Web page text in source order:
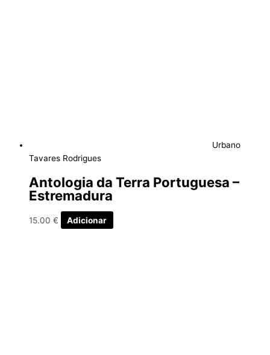
Urbano
Tavares Rodrigues
Antologia da Terra Portuguesa –
Estremadura
15.00 € Adicionar